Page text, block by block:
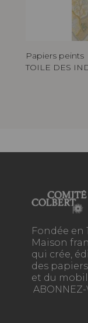
Papiers peints
TOILE DES
Fondée en
Maison
qui crée,
des
et du
ABONNEZ-